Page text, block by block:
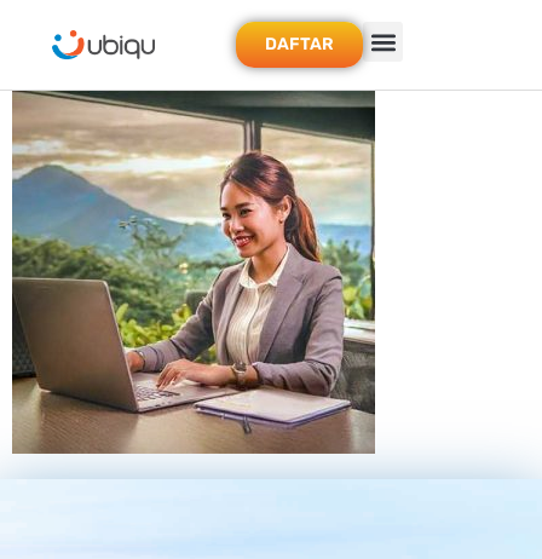
DAFTAR